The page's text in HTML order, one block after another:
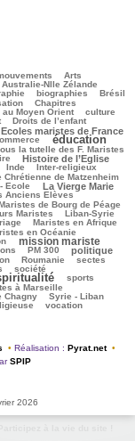
Arts
Australie-Nlle Zélande
biographies Brésil
Chapitres
Moyen Orient culture
Droits de l’enfant
Ecoles maristes de France
éducation
la tutelle des F. Maristes
Histoire de l’Eglise
Inde Inter-religieux
Chrétienne de Matzenheim
Ecole La Vierge Marie
Anciens Elèves
de Bourg de Péage
Maristes Liban-Syrie
Maristes en Afrique
en Océanie
mission mariste
PM 300 politique
Roumanie sectes
société
sports
à Marseille
Chagny Syrie - Liban
vocation
• Réalisation : Pyrat.net •
SPIP
2026